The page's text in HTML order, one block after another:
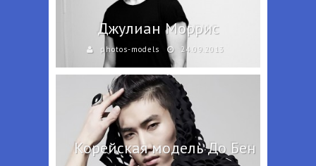
Джулиан Моррис
photos-models 24.09.2013
Корейская модель До Бен